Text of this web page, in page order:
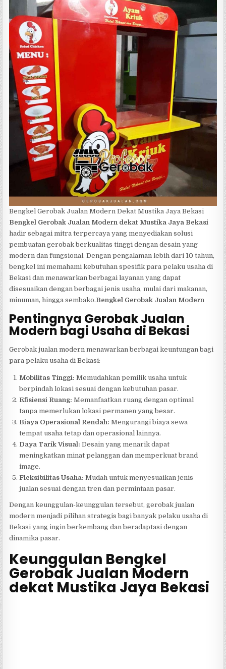
Bengkel Gerobak Jualan Modern Dekat Mustika Jaya Bekasi
Bengkel Gerobak Jualan Modern dekat Mustika Jaya Bekasi
hadir sebagai mitra terpercaya yang menyediakan solusi
pembuatan gerobak berkualitas tinggi dengan desain yang
modern dan fungsional. Dengan pengalaman lebih dari 10 tahun,
bengkel ini memahami kebutuhan spesifik para pelaku usaha di
Bekasi dan menawarkan berbagai layanan yang dapat
disesuaikan dengan berbagai jenis usaha, mulai dari makanan,
minuman, hingga sembako.Bengkel Gerobak Jualan Modern
Pentingnya Gerobak Jualan
Modern bagi Usaha di Bekasi
Gerobak jualan modern menawarkan berbagai keuntungan bagi
para pelaku usaha di Bekasi:
Mobilitas Tinggi: Memudahkan pemilik usaha untuk
berpindah lokasi sesuai dengan kebutuhan pasar.
Efisiensi Ruang: Memanfaatkan ruang dengan optimal
tanpa memerlukan lokasi permanen yang besar.
Biaya Operasional Rendah: Mengurangi biaya sewa
tempat usaha tetap dan operasional lainnya.
Daya Tarik Visual: Desain yang menarik dapat
meningkatkan minat pelanggan dan memperkuat brand
image.
Fleksibilitas Usaha: Mudah untuk menyesuaikan jenis
jualan sesuai dengan tren dan permintaan pasar.
Dengan keunggulan-keunggulan tersebut, gerobak jualan
modern menjadi pilihan strategis bagi banyak pelaku usaha di
Bekasi yang ingin berkembang dan beradaptasi dengan
dinamika pasar.
Keunggulan Bengkel
Gerobak Jualan Modern
dekat Mustika Jaya Bekasi